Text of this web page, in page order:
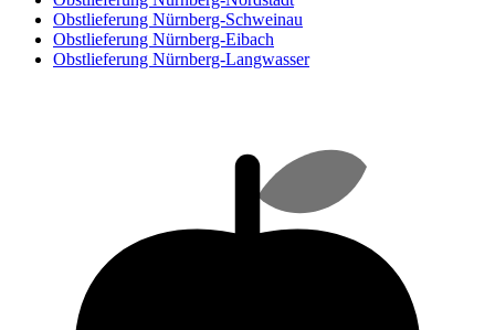
Obstlieferung Nürnberg-Schweinau
Obstlieferung Nürnberg-Eibach
Obstlieferung Nürnberg-Langwasser